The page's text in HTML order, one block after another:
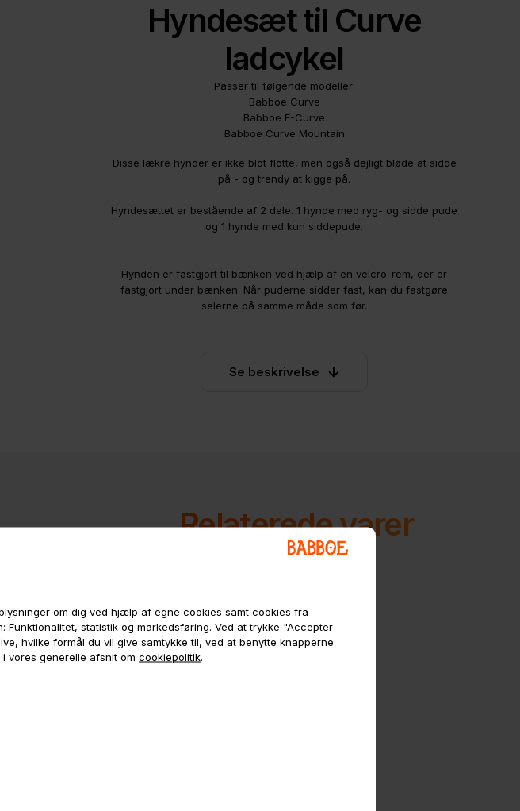
om dig ved hjælp af egne cookies samt cookies fra
statistik og markedsføring. Ved at trykke "Accepter
hvilke formål du vil give samtykke til, ved at benytte knapperne
vores generelle afsnit om cookiepolitik
Hyndesæt til Curve
ladcykel
Passer til følgende modeller:
Babboe Curve
Babboe E-Curve
Babboe Curve Mountain
Disse lækre hynder er ikke blot flotte, men også dejligt bløde at sidde
på - og trendy at kigge på.
Hyndesættet er bestående af 2 dele. 1 hynde med ryg- og sidde pude
og 1 hynde med kun siddepude.
Hynden er fastgjort til bænken ved hjælp af en velcro-rem, der er
fastgjort under bænken. Når puderne sidder fast, kan du fastgøre
selerne på samme måde som før.
Se beskrivelse
Relaterede varer